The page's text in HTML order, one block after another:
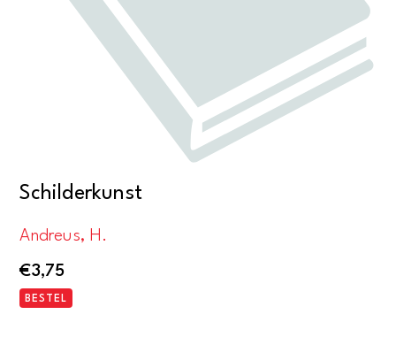
Schilderkunst
Andreus, H.
€3,75
BESTEL